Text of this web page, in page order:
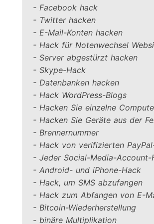
- Facebook hack
- Twitter hacken
- E-Mail-Konten hacken
- Hack für Notenwechsel
- Server abgestürzt hacken
- Skype-Hack
- Datenbanken hacken
- Hack WordPress-Blogs
- Hacken Sie einzelne
- Hacken Sie Geräte aus der
- Brennernummer
- Hack von verifizierten
- Jeder Social-Media-Account-
- Android- und iPhone-Hack
- Hack, um SMS abzufangen
- Hack zum Abfangen von E-
- Bitcoin-Wiederherstellung
- binäre Multiplikation